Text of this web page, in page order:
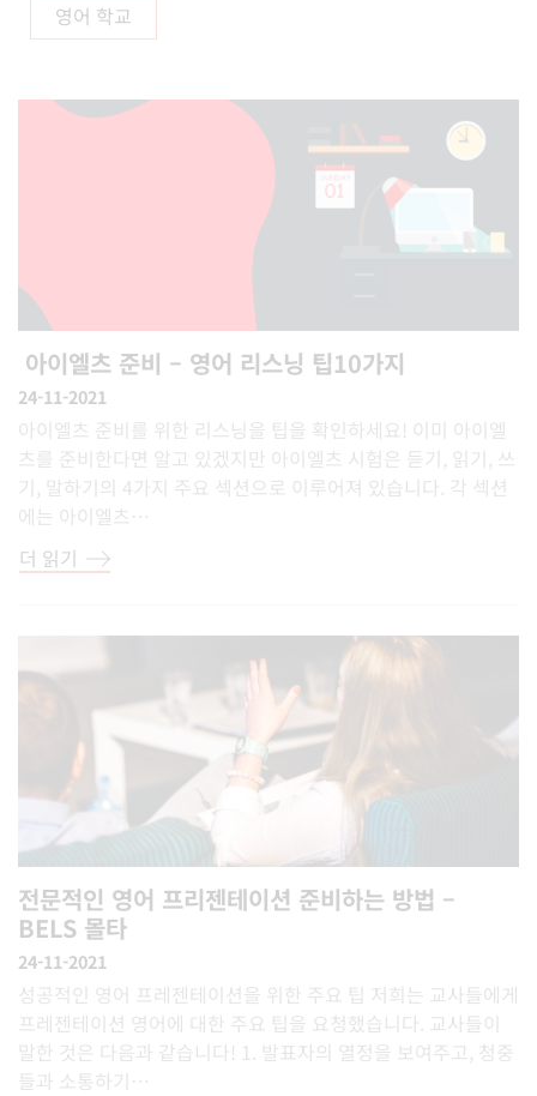
영어 학교
아이엘츠 준비 – 영어 리스닝 팁10가지
24-11-2021
아이엘츠 준비를 위한 리스닝을 팁을 확인하세요! 이미 아이엘
츠를 준비한다면 알고 있겠지만 아이엘츠 시험은 듣기, 읽기, 쓰
기, 말하기의 4가지 주요 섹션으로 이루어져 있습니다. 각 섹션
에는 아이엘츠…
더 읽기
전문적인 영어 프리젠테이션 준비하는 방법 –
BELS 몰타
24-11-2021
성공적인 영어 프레젠테이션을 위한 주요 팁 저희는 교사들에게
프레젠테이션 영어에 대한 주요 팁을 요청했습니다. 교사들이
말한 것은 다음과 같습니다! 1. 발표자의 열정을 보여주고, 청중
들과 소통하기…